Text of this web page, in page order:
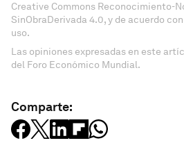
Creative Commons Reconocimiento-
SinObraDerivada 4.0, y de acuerdo
uso.
Las opiniones expresadas en este
del Foro Económico Mundial.
Comparte: